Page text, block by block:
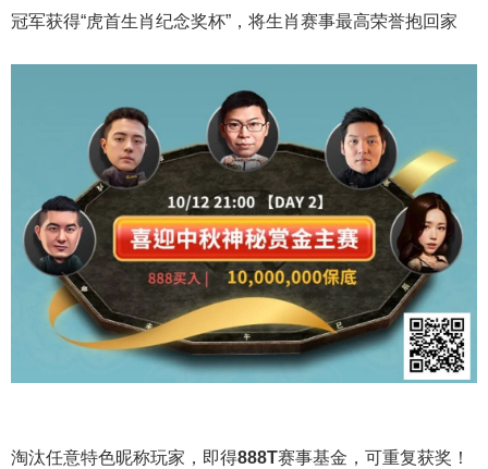
冠军获得“虎首生肖纪念奖杯”，将生肖赛事最高荣誉抱回家
淘汰任意特色昵称玩家，即得888T赛事基金，可重复获奖！